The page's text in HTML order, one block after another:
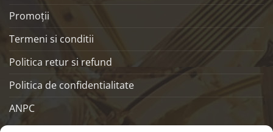
Promoţii
Termeni si conditii
Politica retur si refund
Politica de confidentialitate
ANPC